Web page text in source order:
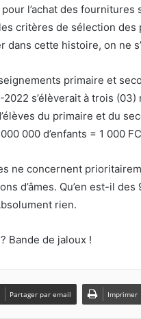
l’achat des fournitures
critères de sélection des
cette histoire, on ne
primaire et
s’élèverait à trois (03)
du primaire et du
000 d’enfants = 1 000
ne concernent
d’âmes. Qu’en est-il
rien.
Bande de jaloux !
Partager par email Imprimer